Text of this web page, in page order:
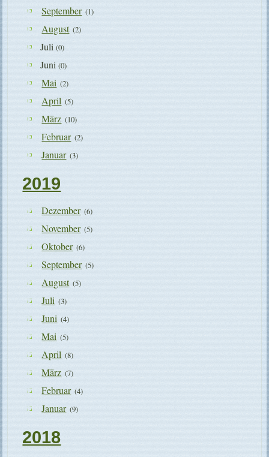
September (1)
August (2)
Juli(0)
Juni(0)
Mai (2)
April (5)
März (10)
Februar (2)
Januar (3)
2019
Dezember (6)
November (5)
Oktober (6)
September (5)
August (5)
Juli (3)
Juni (4)
Mai (5)
April (8)
März (7)
Februar (4)
Januar (9)
2018